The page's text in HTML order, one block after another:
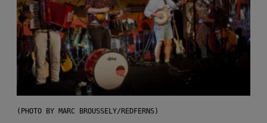
(PHOTO BY MARC BROUSSELY/REDFERNS)